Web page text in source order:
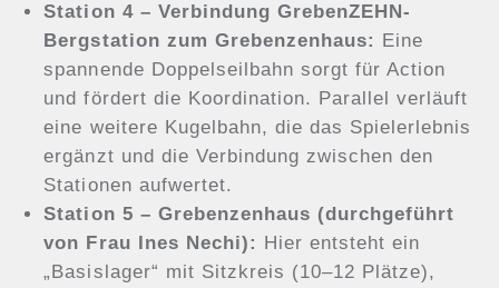
Station 4 – Verbindung GrebenZEHN-
Bergstation zum Grebenzenhaus: Eine
spannende Doppelseilbahn sorgt für Action
und fördert die Koordination. Parallel verläuft
eine weitere Kugelbahn, die das Spielerlebnis
ergänzt und die Verbindung zwischen den
Stationen aufwertet.
Station 5 – Grebenzenhaus (durchgeführt
von Frau Ines Nechi): Hier entsteht ein
„Basislager“ mit Sitzkreis (10–12 Plätze),